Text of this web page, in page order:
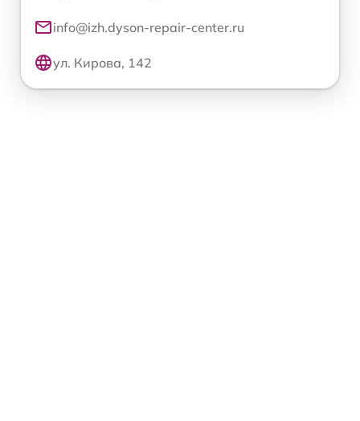
info@izh.dyson-repair-center.ru
ул. Кирова, 142